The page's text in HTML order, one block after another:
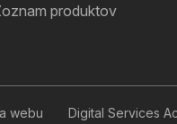
produktov
webu Digital Services